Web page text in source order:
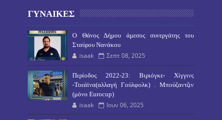
ΓΥΝΑΙΚΕΣ
O Θάνος Δήμου άμεσος συνεργάτης του
Σταύρου Νανάκου
isaak Σεπτ 08, 2025
Περίοδος 2022-23: Βιριόγκε- Χίγγινς
-Τοεάϊνα(αλλαγή Γούλφολκ) . Μπούζαντζιν
(μόνο Eurocup)
isaak Ιουν 06, 2025